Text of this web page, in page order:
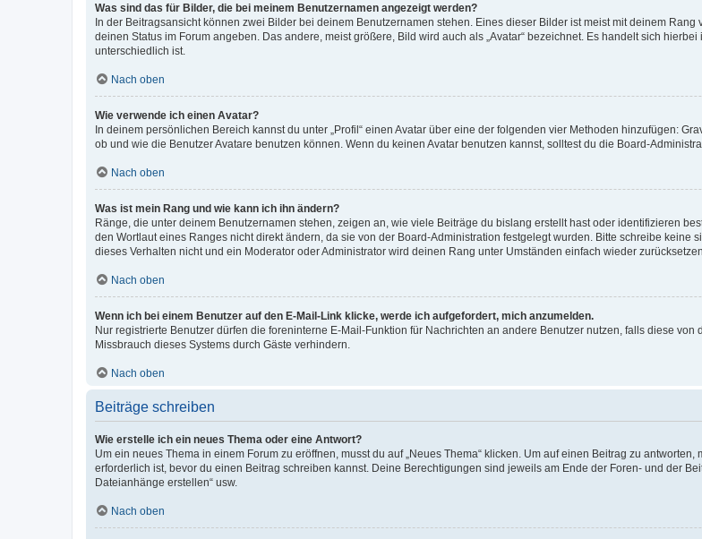
Was sind das für Bilder, die bei meinem Benutzernamen angezeigt werden?
In der Beitragsansicht können zwei Bilder bei deinem Benutzernamen stehen. Eines dieser Bilder ist meist mit deinem
deinen Status im Forum angeben. Das andere, meist größere, Bild wird auch als „Avatar“ bezeichnet. Es handelt sich
unterschiedlich ist.
Nach oben
Wie verwende ich einen Avatar?
In deinem persönlichen Bereich kannst du unter „Profil“ einen Avatar über eine der folgenden vier Methoden hinzufügen:
ob und wie die Benutzer Avatare benutzen können. Wenn du keinen Avatar benutzen kannst, solltest du die Board-
Nach oben
Was ist mein Rang und wie kann ich ihn ändern?
Ränge, die unter deinem Benutzernamen stehen, zeigen an, wie viele Beiträge du bislang erstellt hast oder identifizieren
den Wortlaut eines Ranges nicht direkt ändern, da sie von der Board-Administration festgelegt wurden. Bitte schreibe
dieses Verhalten nicht und ein Moderator oder Administrator wird deinen Rang unter Umständen einfach wieder zurücksetzen.
Nach oben
Wenn ich bei einem Benutzer auf den E-Mail-Link klicke, werde ich aufgefordert, mich anzumelden.
Nur registrierte Benutzer dürfen die foreninterne E-Mail-Funktion für Nachrichten an andere Benutzer nutzen, falls diese
Missbrauch dieses Systems durch Gäste verhindern.
Nach oben
Beiträge schreiben
Wie erstelle ich ein neues Thema oder eine Antwort?
Um ein neues Thema in einem Forum zu eröffnen, musst du auf „Neues Thema“ klicken. Um auf einen Beitrag zu
erforderlich ist, bevor du einen Beitrag schreiben kannst. Deine Berechtigungen sind jeweils am Ende der Foren- und der
Dateianhänge erstellen“ usw.
Nach oben